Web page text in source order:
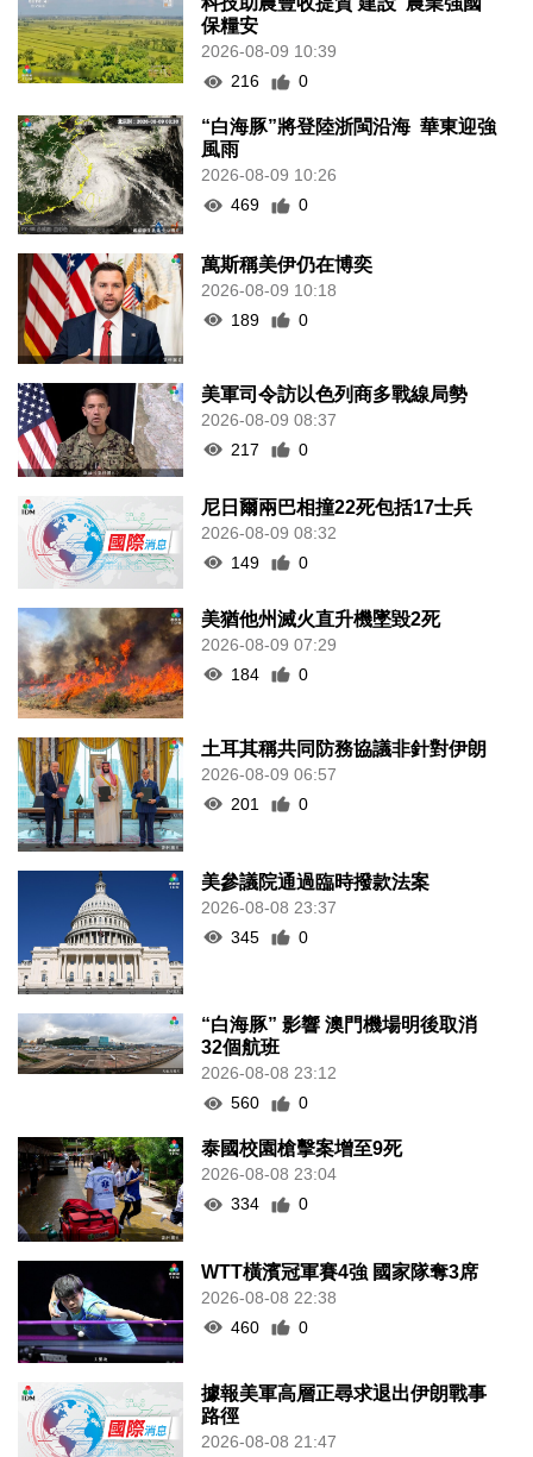
保糧安
2026-08-09 10:39
216
0
“白海豚”將登陸浙閩沿海 華東迎強
風雨
2026-08-09 10:26
469
0
萬斯稱美伊仍在博奕
2026-08-09 10:18
189
0
美軍司令訪以色列商多戰線局勢
2026-08-09 08:37
217
0
尼日爾兩巴相撞22死包括17士兵
2026-08-09 08:32
149
0
美猶他州滅火直升機墜毀2死
2026-08-09 07:29
184
0
土耳其稱共同防務協議非針對伊朗
2026-08-09 06:57
201
0
美參議院通過臨時撥款法案
2026-08-08 23:37
345
0
“白海豚” 影響 澳門機場明後取消
32個航班
2026-08-08 23:12
560
0
泰國校園槍擊案增至9死
2026-08-08 23:04
334
0
WTT橫濱冠軍賽4強 國家隊奪3席
2026-08-08 22:38
460
0
據報美軍高層正尋求退出伊朗戰事
路徑
2026-08-08 21:47